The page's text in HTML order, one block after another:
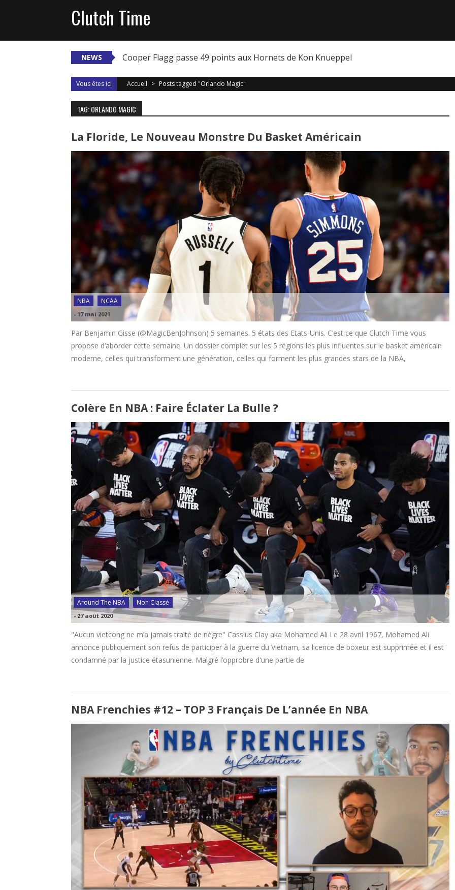
Clutch Time
NEWS Cooper Flagg passe 49 points aux Hornets de Kon Knueppel
Vous êtes ici Accueil > Posts tagged "Orlando Magic"
TAG: ORLANDO MAGIC
La Floride, Le Nouveau Monstre Du Basket Américain
NBA NCAA
- 17 mai 2021
Par Benjamin Gisse (@MagicBenJohnson) 5 semaines. 5 états des Etats-Unis. C’est ce que Clutch Time vous
propose d’aborder cette semaine. Un dossier complet sur les 5 régions les plus influentes sur le basket américain
moderne, celles qui transforment une génération, celles qui forment les plus grandes stars de la NBA,
Colère En NBA : Faire Éclater La Bulle ?
Around The NBA Non Classé
- 27 août 2020
"Aucun vietcong ne m’a jamais traité de nègre" Cassius Clay aka Mohamed Ali Le 28 avril 1967, Mohamed Ali
annonce publiquement son refus de participer à la guerre du Vietnam, sa licence de boxeur est supprimée et il est
condamné par la justice étasunienne. Malgré l’opprobre d'une partie de
NBA Frenchies #12 – TOP 3 Français De L’année En NBA